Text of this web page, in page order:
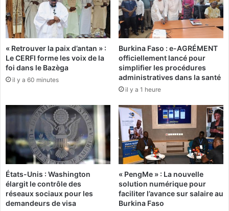
a
t
é
r
i
e
l
m
o
-
e
c
h
n
i
a
t
i
o
n
s
A
u
i
s
e
l
l
e
« Retrouver la paix d’antan » :
Le CERFI forme les voix de la
foi dans le Bazèga
il y a 60 minutes
Burkina Faso : e-AGRÉMENT
officiellement lancé pour
simplifier les procédures
administratives dans la santé
il y a 1 heure
États-Unis : Washington
élargit le contrôle des
réseaux sociaux pour les
demandeurs de visa
« PengMe » : La nouvelle
solution numérique pour
faciliter l’avance sur salaire au
Burkina Faso